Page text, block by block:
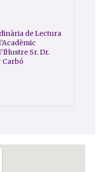
de Lectura
Sr. Dr.
Carbó